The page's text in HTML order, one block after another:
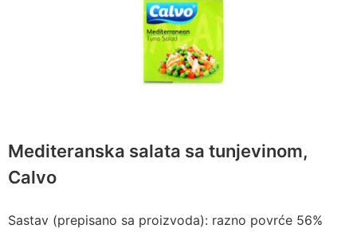
Mediteranska salata sa tunjevinom,
Calvo
Sastav (prepisano sa proizvoda): razno povrće 56%